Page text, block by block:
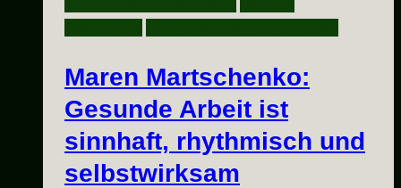
Maren Martschenko:
Gesunde Arbeit ist
sinnhaft, rhythmisch und
selbstwirksam